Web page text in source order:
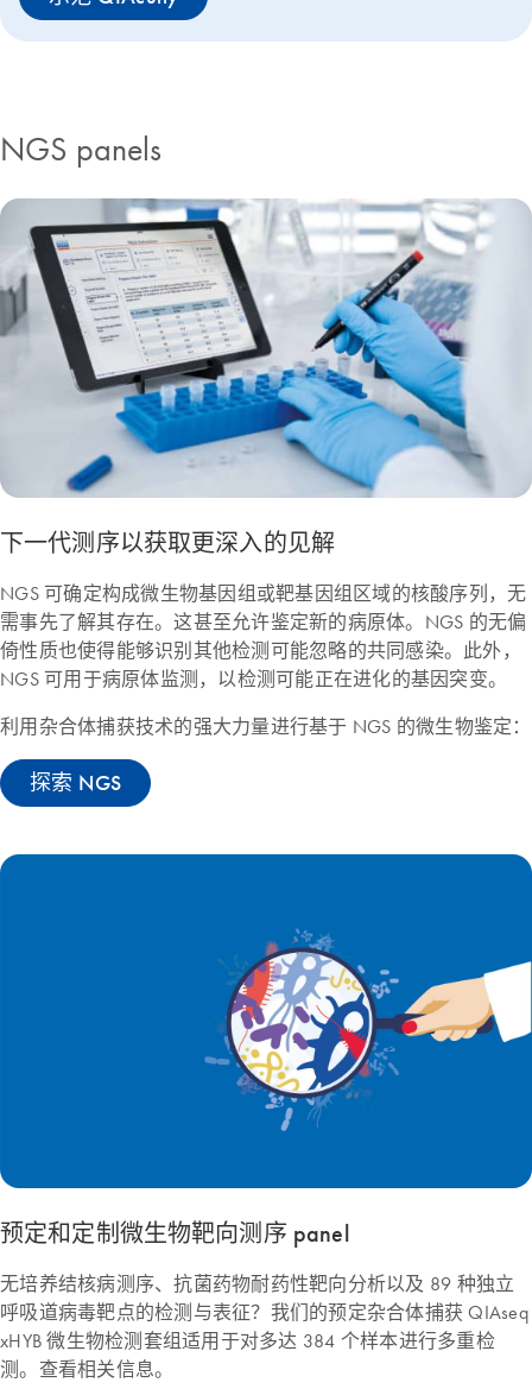
NGS panels
下一代测序以获取更深入的见解
NGS 可确定构成微生物基因组或靶基因组区域的核酸序列，无
需事先了解其存在。这甚至允许鉴定新的病原体。NGS 的无偏
倚性质也使得能够识别其他检测可能忽略的共同感染。此外，
NGS 可用于病原体监测，以检测可能正在进化的基因突变。
利用杂合体捕获技术的强大力量进行基于 NGS 的微生物鉴定：
探索 NGS
预定和定制微生物靶向测序 panel
无培养结核病测序、抗菌药物耐药性靶向分析以及 89 种独立
呼吸道病毒靶点的检测与表征？我们的预定杂合体捕获 QIAseq
xHYB 微生物检测套组适用于对多达 384 个样本进行多重检
测。查看相关信息。